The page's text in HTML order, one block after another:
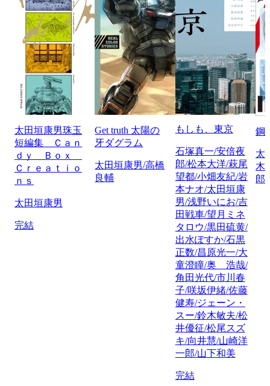
太田垣康男珠玉
短編集 Ｃａｎ
ｄｙ Ｂｏｘ
Ｃｒｅａｔｉｏ
ｎｓ
太田垣康男
完結
Get truth 太陽の
牙ダグラム
太田垣康男/高橋
良輔
もしも、東京
石塚真一/安倍夜
郎/松本大洋/萩尾
望都/小畑友紀/岩
本ナオ/太田垣康
男/浅野いにお/吉
田戦車/望月ミネ
タロウ/黒田硫黄/
出水ぽすか/石黒
正数/昌原光一/大
童澄瞳/奥 浩哉/
角田光代/市川春
子/咲坂伊緒/佐藤
健寿/ジェーン・
スー/鈴木敏夫/松
井優征/松尾スズ
キ/向井慧/山崎洋
一郎/山下和美
完結
鋼
太
木
郎/